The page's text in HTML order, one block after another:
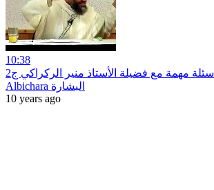
10:38
أسئلة مهمة مع فضيلة الأستاذ منير الركراكي ج2
Albichara البشارة
10 years ago